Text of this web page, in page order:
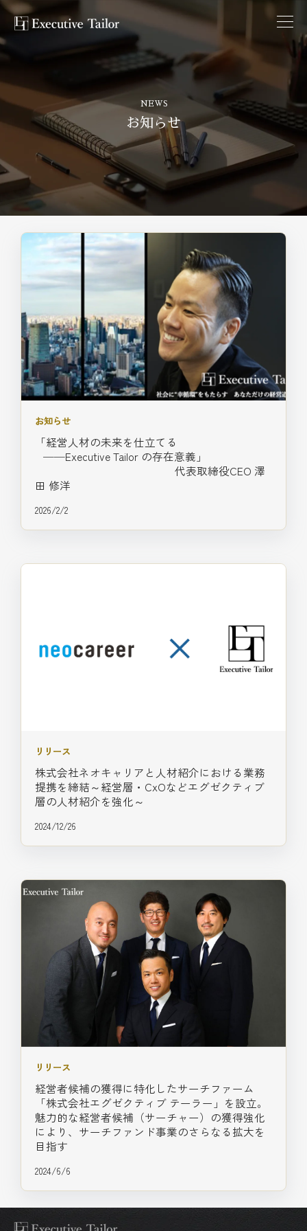
NEWS
お知らせ
お知らせ
「経営人材の未来を仕立てる
──Executive Tailor の存在意義」
代表取締役CEO 澤
田 修洋
2026/2/2
リリース
株式会社ネオキャリアと人材紹介における業務
提携を締結‬～経営層・CxOなどエグゼクティブ
層の人材紹介を強化～
2024/12/26
リリース
経営者候補の獲得に特化したサーチファーム
「株式会社エグゼクティブ テーラー」を設立。
魅力的な経営者候補（サーチャー）の獲得強化
により、サーチファンド事業のさらなる拡大を
目指す
2024/6/6